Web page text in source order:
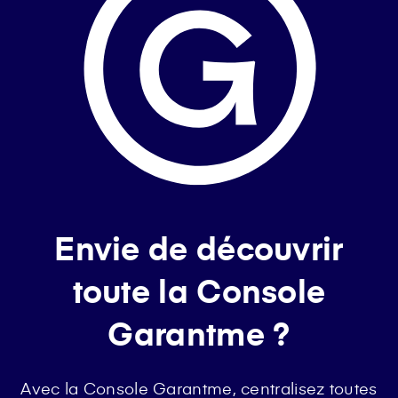
Envie de découvrir
toute la Console
Garantme ?
Avec la Console Garantme, centralisez toutes